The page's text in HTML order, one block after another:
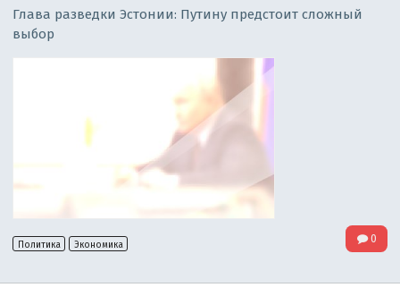
Глава разведки Эстонии: Путину предстоит сложный
выбор
Политика Экономика 0